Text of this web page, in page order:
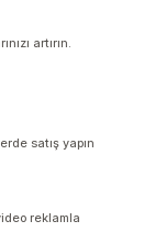
artırın.
satış yapın
reklamla